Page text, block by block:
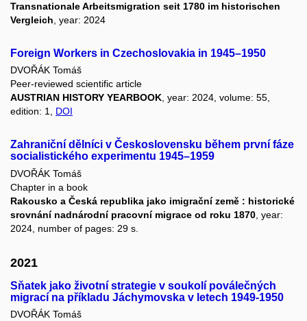
Transnationale Arbeitsmigration seit 1780 im historischen
Vergleich , year: 2024
Foreign Workers in Czechoslovakia in 1945–1950
DVOŘÁK Tomáš
Peer-reviewed scientific article
AUSTRIAN HISTORY YEARBOOK, year: 2024, volume: 55,
edition: 1, DOI
Zahraniční dělníci v Československu během první fáze
socialistického experimentu 1945–1959
DVOŘÁK Tomáš
Chapter in a book
Rakousko a Česká republika jako imigrační země : historické
srovnání nadnárodní pracovní migrace od roku 1870 , year:
2024, number of pages: 29 s.
2021
Sňatek jako životní strategie v soukolí poválečných
migrací na příkladu Jáchymovska v letech 1949-1950
DVOŘÁK Tomáš